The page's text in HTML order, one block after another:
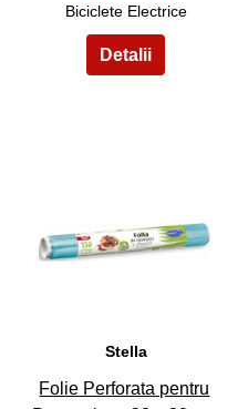
Biciclete Electrice
3
Stella
Folie Perforata pentru